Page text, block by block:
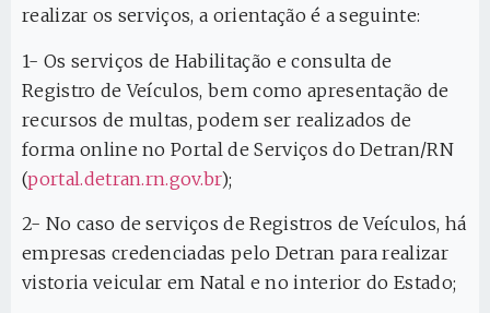
realizar os serviços, a orientação é a seguinte:
1- Os serviços de Habilitação e consulta de
Registro de Veículos, bem como apresentação de
recursos de multas, podem ser realizados de
forma online no Portal de Serviços do Detran/RN
(portal.detran.rn.gov.br);
2- No caso de serviços de Registros de Veículos, há
empresas credenciadas pelo Detran para realizar
vistoria veicular em Natal e no interior do Estado;